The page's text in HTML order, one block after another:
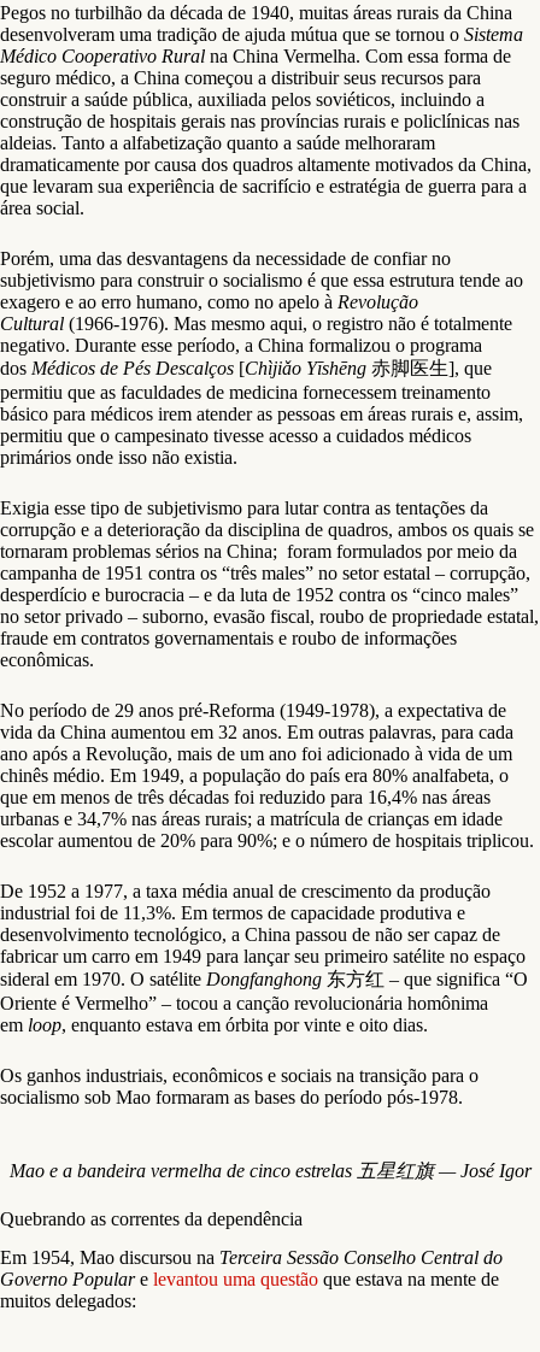
Pegos no turbilhão da década de 1940, muitas áreas rurais da China
desenvolveram uma tradição de ajuda mútua que se tornou o Sistema
Médico Cooperativo Rural na China Vermelha. Com essa forma de
seguro médico, a China começou a distribuir seus recursos para
construir a saúde pública, auxiliada pelos soviéticos, incluindo a
construção de hospitais gerais nas províncias rurais e policlínicas nas
aldeias. Tanto a alfabetização quanto a saúde melhoraram
dramaticamente por causa dos quadros altamente motivados da China,
que levaram sua experiência de sacrifício e estratégia de guerra para a
área social.
Porém, uma das desvantagens da necessidade de confiar no
subjetivismo para construir o socialismo é que essa estrutura tende ao
exagero e ao erro humano, como no apelo à Revolução
Cultural (1966-1976). Mas mesmo aqui, o registro não é totalmente
negativo. Durante esse período, a China formalizou o programa
dos Médicos de Pés Descalços [Chìjiǎo Yīshēng 赤脚医生], que
permitiu que as faculdades de medicina fornecessem treinamento
básico para médicos irem atender as pessoas em áreas rurais e, assim,
permitiu que o campesinato tivesse acesso a cuidados médicos
primários onde isso não existia.
Exigia esse tipo de subjetivismo para lutar contra as tentações da
corrupção e a deterioração da disciplina de quadros, ambos os quais se
tornaram problemas sérios na China; foram formulados por meio da
campanha de 1951 contra os “três males” no setor estatal – corrupção,
desperdício e burocracia – e da luta de 1952 contra os “cinco males”
no setor privado – suborno, evasão fiscal, roubo de propriedade estatal,
fraude em contratos governamentais e roubo de informações
econômicas.
No período de 29 anos pré-Reforma (1949-1978), a expectativa de
vida da China aumentou em 32 anos. Em outras palavras, para cada
ano após a Revolução, mais de um ano foi adicionado à vida de um
chinês médio. Em 1949, a população do país era 80% analfabeta, o
que em menos de três décadas foi reduzido para 16,4% nas áreas
urbanas e 34,7% nas áreas rurais; a matrícula de crianças em idade
escolar aumentou de 20% para 90%; e o número de hospitais triplicou.
De 1952 a 1977, a taxa média anual de crescimento da produção
industrial foi de 11,3%. Em termos de capacidade produtiva e
desenvolvimento tecnológico, a China passou de não ser capaz de
fabricar um carro em 1949 para lançar seu primeiro satélite no espaço
sideral em 1970. O satélite Dongfanghong 东方红 – que significa “O
Oriente é Vermelho” – tocou a canção revolucionária homônima
em loop, enquanto estava em órbita por vinte e oito dias.
Os ganhos industriais, econômicos e sociais na transição para o
socialismo sob Mao formaram as bases do período pós-1978.
Mao e a bandeira vermelha de cinco estrelas 五星红旗 — José Igor
Quebrando as correntes da dependência
Em 1954, Mao discursou na Terceira Sessão Conselho Central do
Governo Populare levantou uma questão que estava na mente de
muitos delegados: